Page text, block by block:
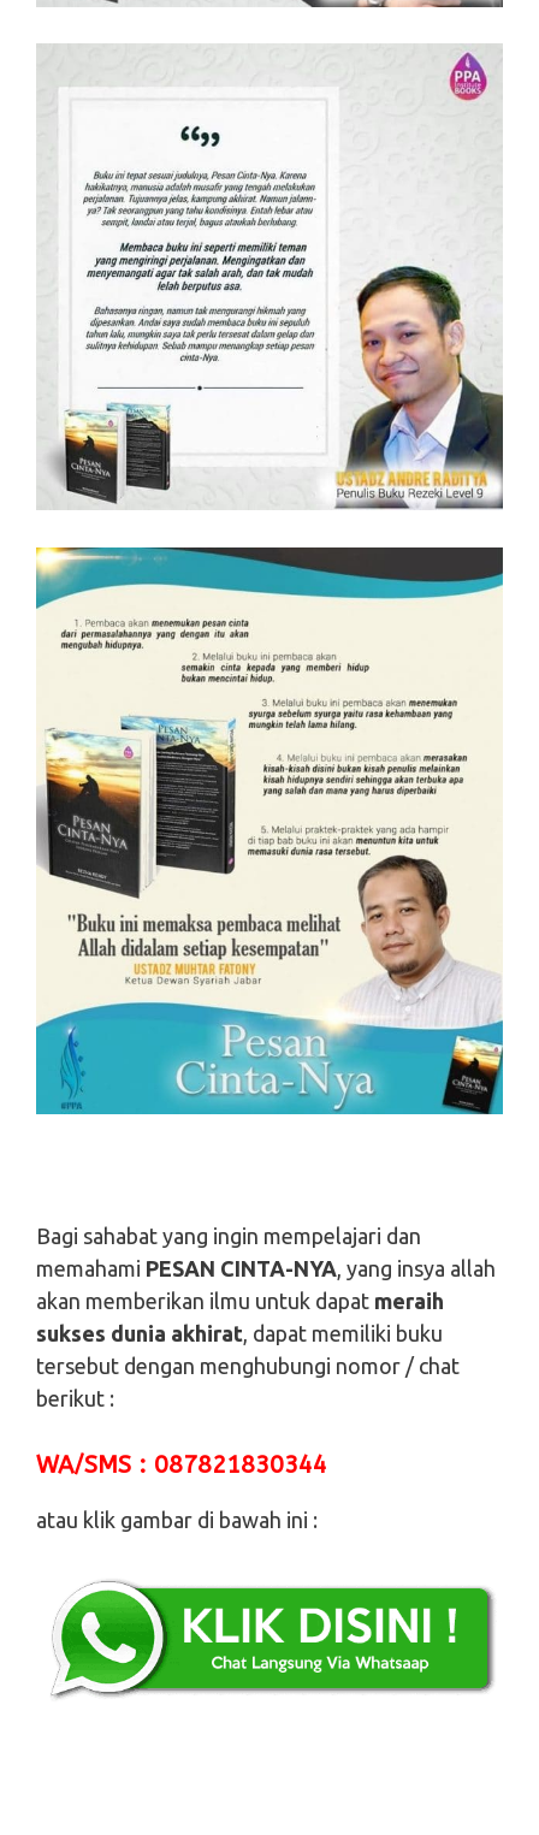
Bagi sahabat yang ingin mempelajari dan
memahami PESAN CINTA-NYA , yang insya allah
akan memberikan ilmu untuk dapat meraih
sukses dunia akhirat , dapat memiliki buku
tersebut dengan menghubungi nomor / chat
berikut :
WA/SMS : 087821830344
atau klik gambar di bawah ini :